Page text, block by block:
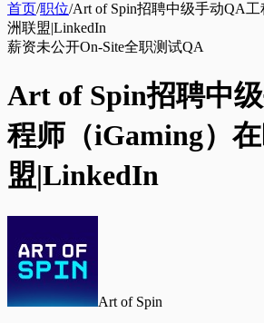
首页/职位/Art of Spin招聘中级手动QA
洲联盟|LinkedIn
薪资未公开On-Site全职测试QA
Art of Spin招聘中
程师（iGaming）
盟|LinkedIn
Art of Spin